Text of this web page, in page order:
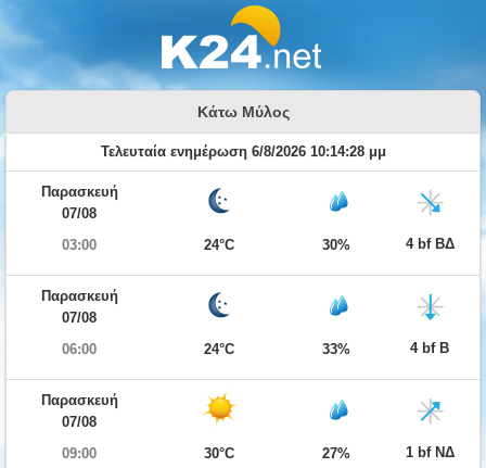
Κάτω Μύλος
Τελευταία ενημέρωση 6/8/2026 10:14:28 μμ
Παρασκευή
07/08
03:00
24°C 30% 4 bf ΒΔ
Παρασκευή
07/08
06:00
24°C 33% 4 bf Β
Παρασκευή
07/08
09:00
30°C 27% 1 bf ΝΔ